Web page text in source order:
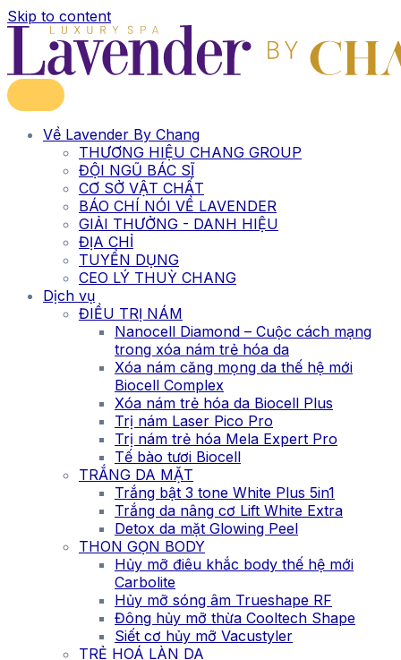
Skip to content
Về Lavender By Chang
THƯƠNG HIỆU CHANG GROUP
ĐỘI NGŨ BÁC SĨ
CƠ SỞ VẬT CHẤT
BÁO CHÍ NÓI VỀ LAVENDER
GIẢI THƯỞNG - DANH HIỆU
ĐỊA CHỈ
TUYỂN DỤNG
CEO LÝ THUỲ CHANG
Dịch vụ
ĐIỀU TRỊ NÁM
Nanocell Diamond – Cuộc cách mạng
trong xóa nám trẻ hóa da
Xóa nám căng mọng da thế hệ mới
Biocell Complex
Xóa nám trẻ hóa da Biocell Plus
Trị nám Laser Pico Pro
Trị nám trẻ hóa Mela Expert Pro
Tế bào tươi Biocell
TRẮNG DA MẶT
Trắng bật 3 tone White Plus 5in1
Trắng da nâng cơ Lift White Extra
Detox da mặt Glowing Peel
THON GỌN BODY
Hủy mỡ điêu khắc body thế hệ mới
Carbolite
Hủy mỡ sóng âm Trueshape RF
Đông hủy mỡ thừa Cooltech Shape
Siết cơ hủy mỡ Vacustyler
TRẺ HOÁ LÀN DA